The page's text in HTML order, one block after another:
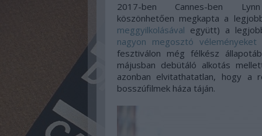
2017-ben Cannes-ben
köszönhetően megkapta a
meggyilkolásával együtt) a
nagyon megosztó véleményeket
fesztiválon még félkész
májusban debütáló alkotás
azonban elvitathatatlan, hogy
bosszúfilmek háza táján.